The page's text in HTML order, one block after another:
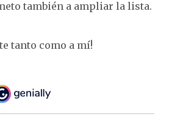
también a ampliar la lista.
tanto como a mí!